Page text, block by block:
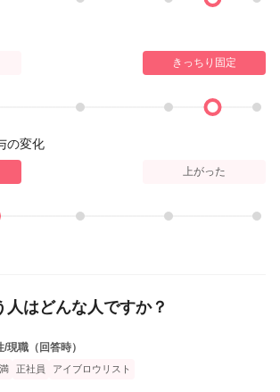
きっちり固定
の変化
上がった
人はどんな人ですか？
現職（回答時）
正社員 アイブロウリスト